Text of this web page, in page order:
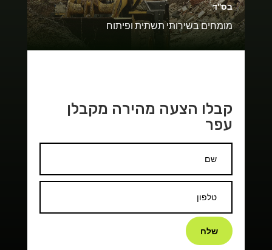
בס"ד
מומחים בשירותי תשתית ופיתוח
קבלו הצעה מהירה מקבלן
עפר
שלח